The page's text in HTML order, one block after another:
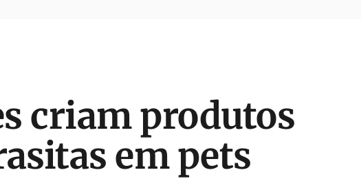
criam produtos
em pets